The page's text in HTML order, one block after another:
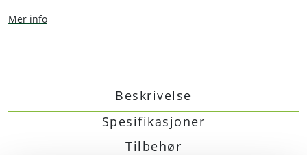
Beskrivelse
Spesifikasjoner
Tilbehør
Mer info